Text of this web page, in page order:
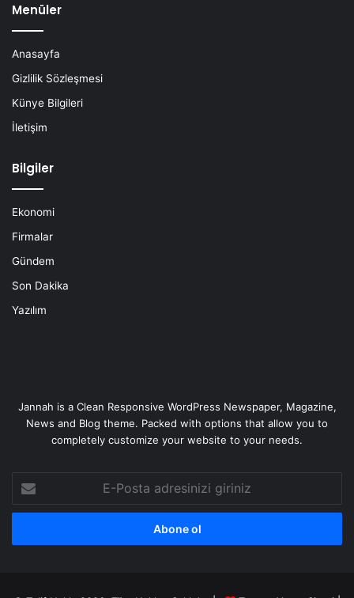
Menüler
Anasayfa
Gizlilik Sözleşmesi
Künye Bilgileri
İletişim
Bilgiler
Ekonomi
Firmalar
Gündem
Son Dakika
Yazılım
Jannah is a Clean Responsive WordPress Newspaper, Magazine,
News and Blog theme. Packed with options that allow you to
completely customize your website to your needs.
Posta
adresinizi